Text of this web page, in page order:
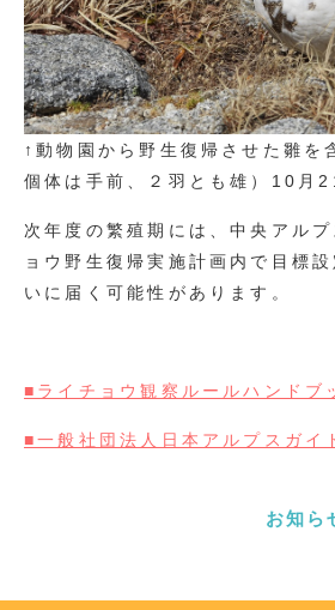
↑動物園から野生復帰させた雛を
個体は手前、２羽とも雄）10月
次年度の繁殖期には、中央アル
ョウ野生復帰実施計画内で目標
いに届く可能性があります。
■ライチョウ観察ルールハンドブ
■一般社団法人日本アルプスガイ
お知ら